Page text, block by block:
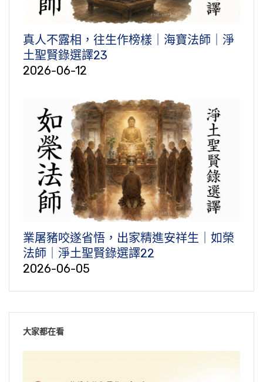
真人不露相，往生作榜樣｜海寶法師｜淨
土聖賢錄選譯23
2026-06-12
業屠豬咬遂省悟，出家精進安祥生｜如榮
法師｜淨土聖賢錄選譯22
2026-06-05
大家都在看